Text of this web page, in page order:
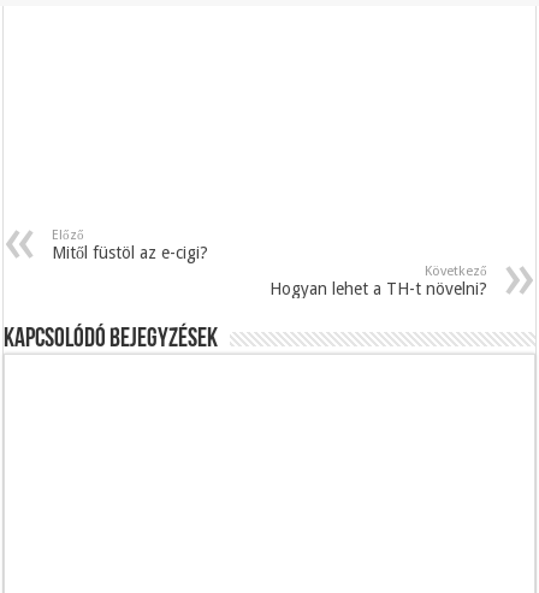
Előző
Mitől füstöl az e-cigi?
Következő
Hogyan lehet a TH-t növelni?
Kapcsolódó bejegyzések